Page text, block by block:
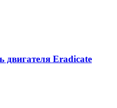
двигателя Eradicate